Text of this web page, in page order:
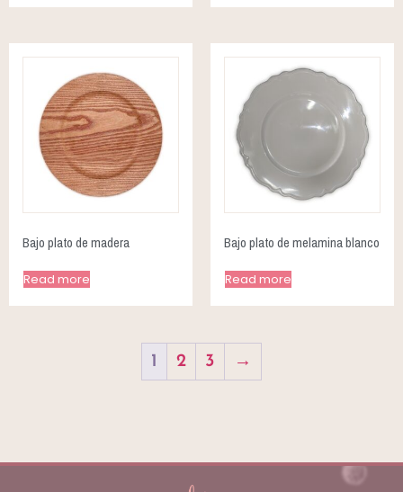
Bajo plato de madera
Read more
Bajo plato de melamina blanco
Read more
1 2 3 →